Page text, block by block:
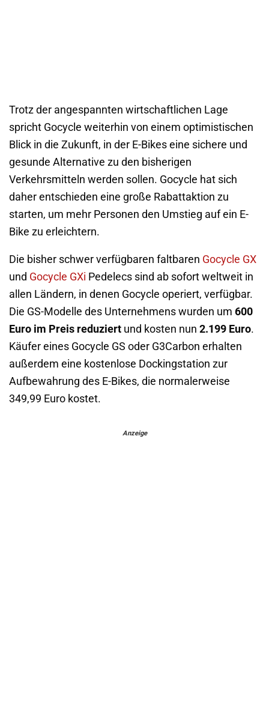
Trotz der angespannten wirtschaftlichen Lage
spricht Gocycle weiterhin von einem optimistischen
Blick in die Zukunft, in der E-Bikes eine sichere und
gesunde Alternative zu den bisherigen
Verkehrsmitteln werden sollen. Gocycle hat sich
daher entschieden eine große Rabattaktion zu
starten, um mehr Personen den Umstieg auf ein E-
Bike zu erleichtern.
Die bisher schwer verfügbaren faltbaren Gocycle GX
und Gocycle GXi Pedelecs sind ab sofort weltweit in
allen Ländern, in denen Gocycle operiert, verfügbar.
Die GS-Modelle des Unternehmens wurden um 600
Euro im Preis reduziert und kosten nun 2.199 Euro.
Käufer eines Gocycle GS oder G3Carbon erhalten
außerdem eine kostenlose Dockingstation zur
Aufbewahrung des E-Bikes, die normalerweise
349,99 Euro kostet.
Anzeige